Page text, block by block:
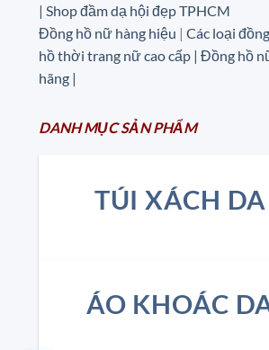
| Shop đầm dạ hội đẹp TPHCM
Đồng hồ nữ hàng hiệu | Các loại
hồ thời trang nữ cao cấp | Đồng hồ
hãng |
DANH MỤCSẢNPHẨM
TÚI XÁCH DA
ÁO KHOÁC